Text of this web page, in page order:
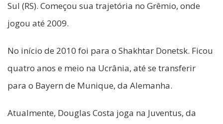
Sul (RS). Começou sua trajetória no Grêmio, onde
jogou até 2009.
No início de 2010 foi para o Shakhtar Donetsk. Ficou
quatro anos e meio na Ucrânia, até se transferir
para o Bayern de Munique, da Alemanha.
Atualmente, Douglas Costa joga na Juventus, da